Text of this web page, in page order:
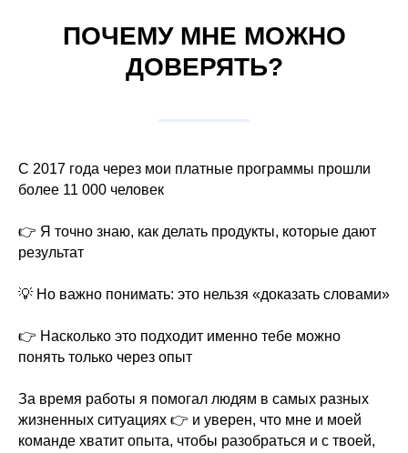
ПОЧЕМУ МНЕ МОЖНО
ДОВЕРЯТЬ?
С 2017 года через мои платные программы прошли
более 11 000 человек
👉 Я точно знаю, как делать продукты, которые дают
результат
💡 Но важно понимать: это нельзя «доказать словами»
👉 Насколько это подходит именно тебе можно
понять только через опыт
За время работы я помогал людям в самых разных
жизненных ситуациях 👉 и уверен, что мне и моей
команде хватит опыта, чтобы разобраться и с твоей,